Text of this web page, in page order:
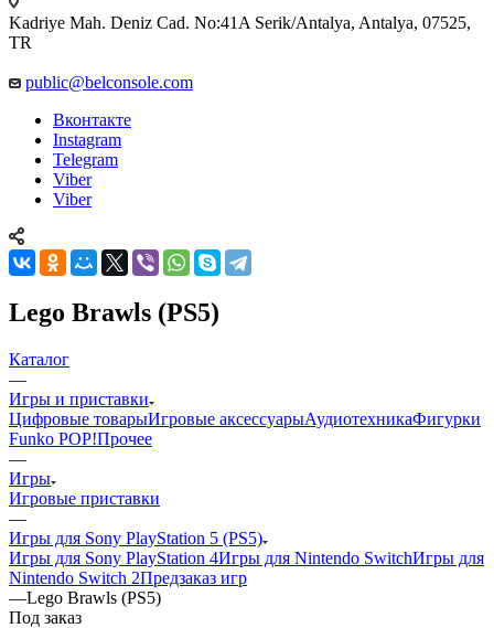
Kadriye Mah. Deniz Cad. No:41A Serik/Antalya, Antalya, 07525,
TR
public@belconsole.com
Вконтакте
Instagram
Telegram
Viber
Viber
Lego Brawls (PS5)
Каталог
—
Игры и приставки
Цифровые товарыИгровые аксессуарыАудиотехникаФигурки
Funko POP!Прочее
—
Игры
Игровые приставки
—
Игры для Sony PlayStation 5 (PS5)
Игры для Sony PlayStation 4Игры для Nintendo SwitchИгры для
Nintendo Switch 2Предзаказ игр
—Lego Brawls (PS5)
Под заказ